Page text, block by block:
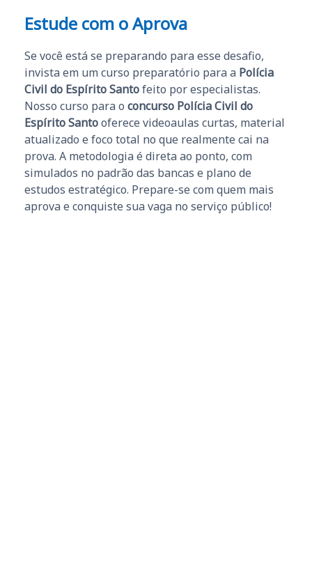
Estude com o Aprova
Se você está se preparando para esse desafio,
invista em um curso preparatório para a Polícia
Civil do Espírito Santofeito por especialistas.
Nosso curso para o concurso Polícia Civil do
Espírito Santooferece videoaulas curtas, material
atualizado e foco total no que realmente cai na
prova. A metodologia é direta ao ponto, com
simulados no padrão das bancas e plano de
estudos estratégico. Prepare-se com quem mais
aprova e conquiste sua vaga no serviço público!